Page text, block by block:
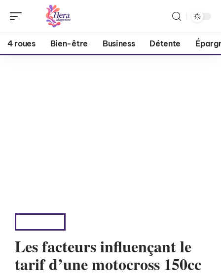
4 roues Bien-être Business Détente
Les facteurs influençant le
tarif d’une motocross 150cc